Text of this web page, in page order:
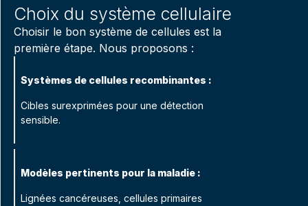
Choix du système cellulaire
Choisir le bon système de cellules est la
première étape. Nous proposons :
Systèmes de cellules recombinantes :
Cibles surexprimées pour une détection
sensible.
Modèles pertinents pour la maladie :
Lignées cancéreuses, cellules primaires